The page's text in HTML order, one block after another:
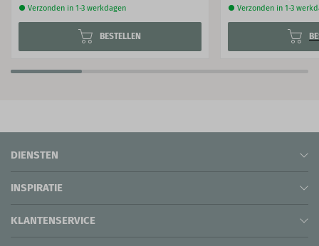
● Verzonden in 1-3 werkdagen
BESTELLEN
● Verzonden in 1-3
DIENSTEN
INSPIRATIE
KLANTENSERVICE